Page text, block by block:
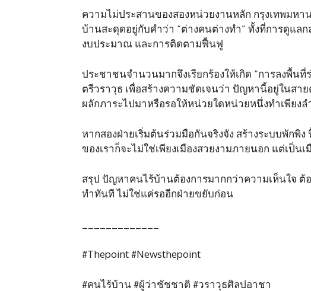
ความไม่ประสานของสองหน่วยงานหลัก กรุงเทพมห
บ้านสะดุดอยู่กับคำว่า “ต่างคนต่างทำ” ทั้งที่การดูแล
งบประมาณ และการติดตามฟื้นฟู
ประชาชนจำนวนมากจึงเรียกร้องให้เกิด “การลงพื้น
ตรีวราวุธ เพื่อสร้างความชัดเจนว่า ปัญหานี้อยู่ในสา
ผลักภาระไปมาหรือรอให้หน่วยใดหน่วยหนึ่งทำเพียงล
หากสองฝ่ายเริ่มต้นร่วมมือกันจริงจัง สร้างระบบพัก
ของเราก็จะไม่ใช่เพียงเมืองสวยงามภายนอก แต่เป็น
สรุป ปัญหาคนไร้บ้านต้องการมากกว่าความเห็นใจ ต้
ทำทันที ไม่ใช่แค่รออีกฝ่ายขยับก่อน
#Thepoint #Newsthepoint
#คนไร้บ้าน #ผู้ว่าชัชชาติ #วราวุธศิลปอาชา